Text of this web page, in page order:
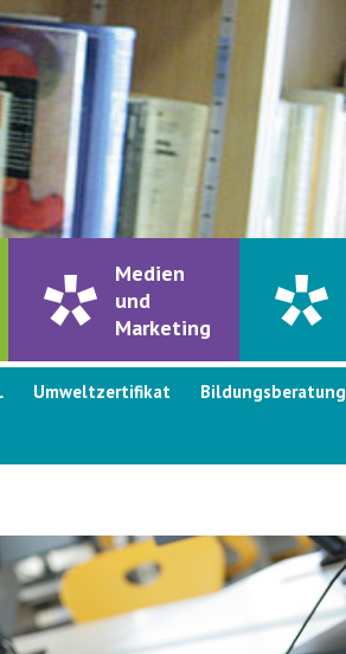
Medien
und
Marketing
Umweltzertifikat Bildungsberatung